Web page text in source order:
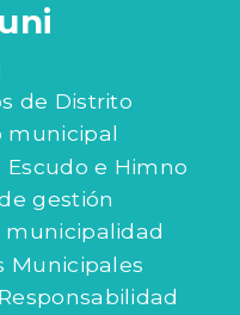
de Distrito
municipal
Escudo e Himno
gestión
municipalidad
Municipales